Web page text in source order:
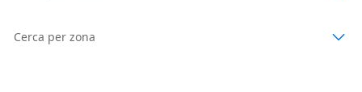
Cerca per zona